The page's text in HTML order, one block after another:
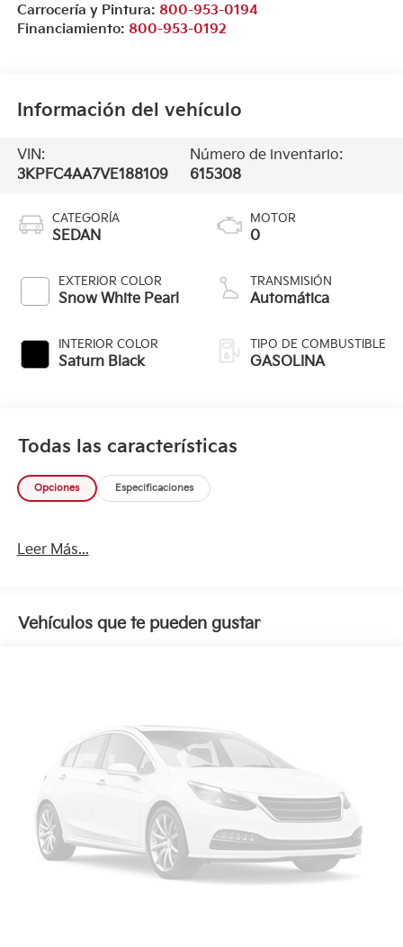
Carrocería y Pintura: 800-953-0194
Financiamiento: 800-953-0192
Información del vehículo
VIN:
3KPFC4AA7VE188109
Número de inventario:
615308
CATEGORÍA
SEDAN
EXTERIOR COLOR
Snow White Pearl
INTERIOR COLOR
Saturn Black
MOTOR
0
TRANSMISIÓN
Automática
TIPO DE COMBUSTIBLE
GASOLINA
Todas las características
Opciones Especificaciones
Leer Más...
Vehículos que te pueden gustar